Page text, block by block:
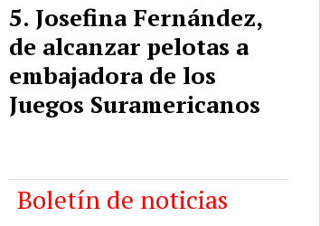
Josefina Fernández,
de alcanzar pelotas a
embajadora de los
Juegos Suramericanos
Boletín de noticias